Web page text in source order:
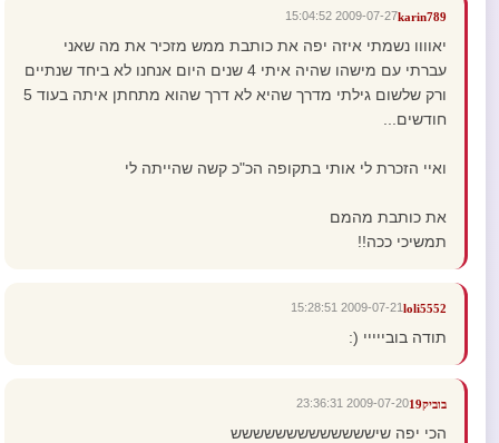
karin789
2009-07-27 15:04:52
יאוווו נשמתי איזה יפה את כותבת ממש מזכיר את מה שאני
עברתי עם מישהו שהיה איתי 4 שנים היום אנחנו לא ביחד שנתיים
ורק שלשום גילתי מדרך שהיא לא דרך שהוא מתחתן איתה בעוד 5
חודשים...
ואיי הזכרת לי אותי בתקופה הכ"כ קשה שהייתה לי
את כותבת מהמם
תמשיכי ככה!!
loli5552
2009-07-21 15:28:51
תודה בובייייי (:
בוביק19 2009-07-20 23:36:31
הכי יפה שיששששששששששששש